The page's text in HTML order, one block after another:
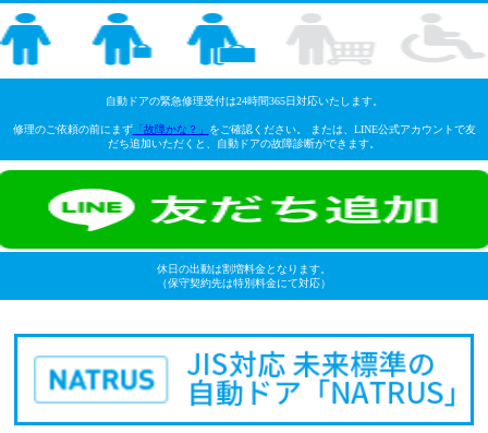
自動ドアの緊急修理受付は24時間365日対応いたします。
修理のご依頼の前にまず「故障かな？」
をご確認ください。 または、LINE公式アカウントで友
だち追加いただくと、自動ドアの故障診断ができます。
休日の出動は割増料金となります。
（保守契約先は特別料金にて対応）